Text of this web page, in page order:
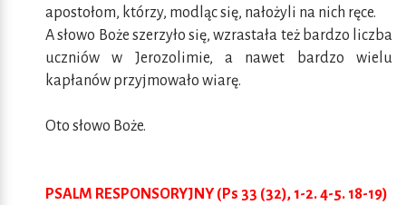
apostołom, którzy, modląc się, nałożyli na nich ręce.
A słowo Boże szerzyło się, wzrastała też bardzo liczba
uczniów w Jerozolimie, a nawet bardzo wielu
kapłanów przyjmowało wiarę.
Oto słowo Boże.
PSALM RESPONSORYJNY (Ps 33 (32), 1-2. 4-5. 18-19)